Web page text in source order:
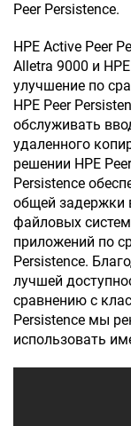
Peer Persistence.
HPE Active Peer
Alletra 9000 и
улучшение по
HPE Peer
обслуживать
удаленного
решении HPE
Persistence
общей задержки
файловых
приложений по
Persistence.
лучшей
сравнению с
Persistence мы
использовать